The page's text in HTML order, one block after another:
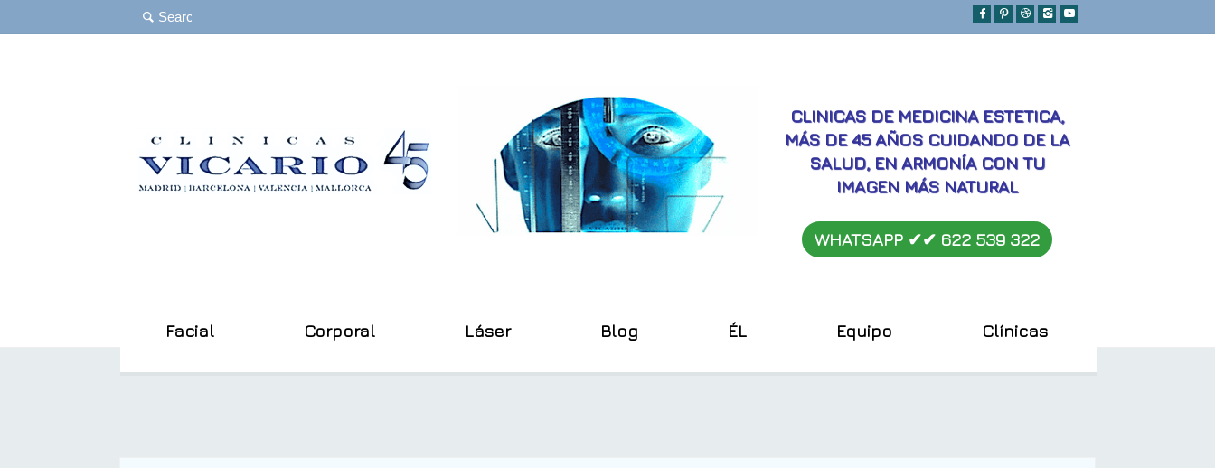
CLINICAS DE MEDICINA ESTETICA,
MÁS DE 45 AÑOS CUIDANDO DE LA
SALUD, EN ARMONÍA CON TU
IMAGEN MÁS NATURAL
WHATSAPP ✔︎✔︎ 622 539 322
Facial Corporal Láser Blog ÉL Equipo Clínicas